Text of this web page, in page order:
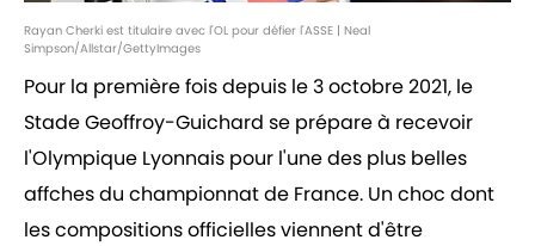
Rayan Cherki est titulaire avec l'OL pour défier l'ASSE | Neal
Simpson/Allstar/GettyImages
Pour la première fois depuis le 3 octobre 2021, le
Stade Geoffroy-Guichard se prépare à recevoir
l'Olympique Lyonnais pour l'une des plus belles
affches du championnat de France. Un choc dont
les compositions officielles viennent d'être